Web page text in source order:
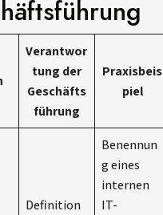
Verantwor
tung der
Geschäfts
führung
Praxisbeis
piel
Definition
Benennun
g eines
internen
IT-